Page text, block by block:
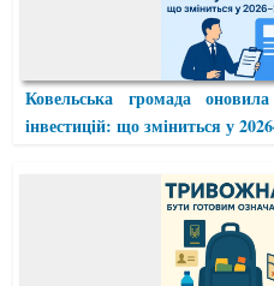
Ковельська громада
інвестицій: що зміниться у